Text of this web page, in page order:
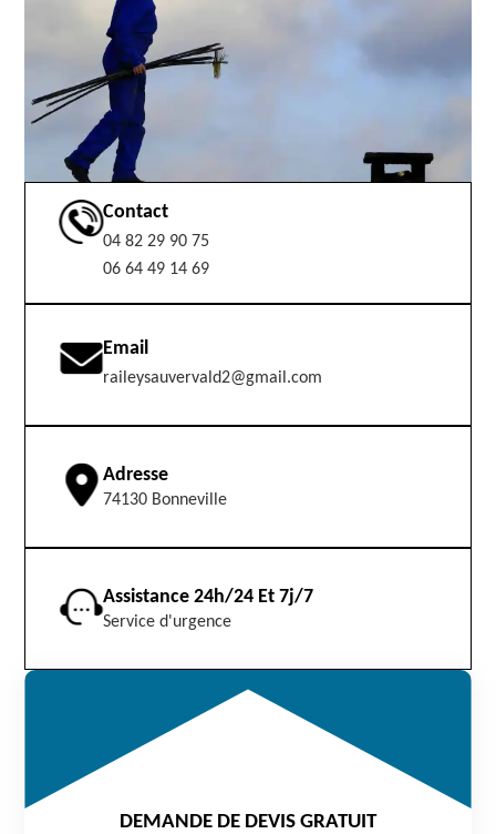
Contact
04 82 29 90 75
06 64 49 14 69
Email
raileysauvervald2@gmail.com
Adresse
74130 Bonneville
Assistance 24h/24 Et 7j/7
Service d'urgence
DEMANDE DE DEVIS GRATUIT